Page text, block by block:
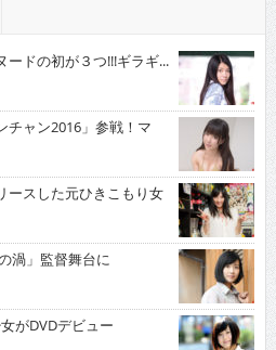
ドの初が３つ!!!ギラギ...
ャン2016」参戦！マ
スした元ひきこもり女
渦」監督舞台に
がDVDデビュー